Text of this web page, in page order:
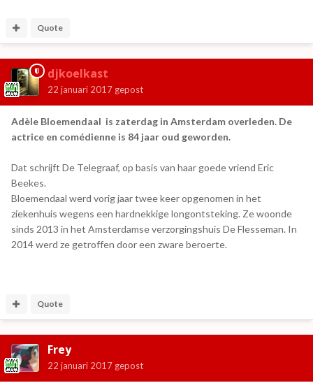
Quote
djkoelkast
22 januari 2017 gepost
Adèle Bloemendaal is zaterdag in Amsterdam overleden. De
actrice en comédienne is 84 jaar oud geworden.
Dat schrijft De Telegraaf, op basis van haar goede vriend Eric
Beekes.
Bloemendaal werd vorig jaar twee keer opgenomen in het
ziekenhuis wegens een hardnekkige longontsteking. Ze woonde
sinds 2013 in het Amsterdamse verzorgingshuis De Flesseman. In
2014 werd ze getroffen door een zware beroerte.
Quote
Frey
22 januari 2017 gepost